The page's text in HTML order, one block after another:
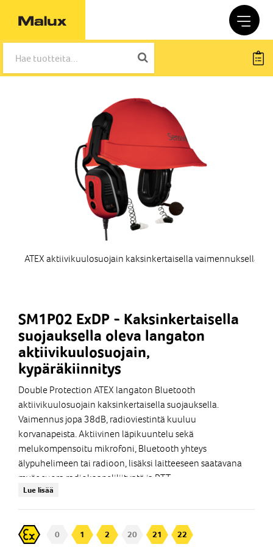
ATEX aktiivikuulosuojain kaksinkertaisella vaimennuksella,
SM1P02 ExDP - Kaksinkertaisella
suojauksella oleva langaton
aktiivikuulosuojain,
kypäräkiinnitys
Double Protection ATEX langaton Bluetooth
aktiivikuulosuojain kaksinkertaisella suojauksella.
Vaimennus jopa 38dB, radioviestintä kuuluu
korvanapeista. Aktiivinen läpikuuntelu sekä
melukompensoitu mikrofoni, Bluetooth yhteys
älypuhelimeen tai radioon, lisäksi laitteeseen saatavana
myös suora radiokaapeliliityntä ja PTT.
Double Protection
Vaimennus SNR 38dB
Sopii erittäin meluiseen ympäristöön, 95dB
Lue lisää
0 1 2 20 21 22